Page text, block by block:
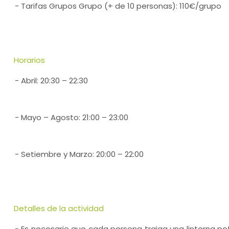
- Tarifas Grupos Grupo (+ de 10 personas): 110€/grupo
Horarios
- Abril: 20:30 – 22:30
- Mayo – Agosto: 21:00 – 23:00
- Setiembre y Marzo: 20:00 – 22:00
Detalles de la actividad